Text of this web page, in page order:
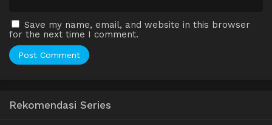
Save my name, email, and website in this browser
for the next time I comment.
Rekomendasi Series